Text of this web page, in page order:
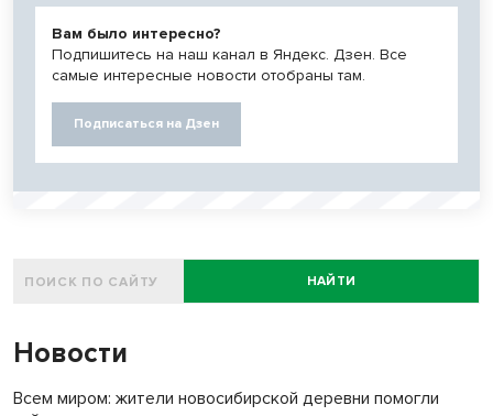
Вам было интересно?
Подпишитесь на наш канал в Яндекс. Дзен. Все
самые интересные новости отобраны там.
Подписаться на Дзен
НАЙТИ
Новости
Всем миром: жители новосибирской деревни помогли